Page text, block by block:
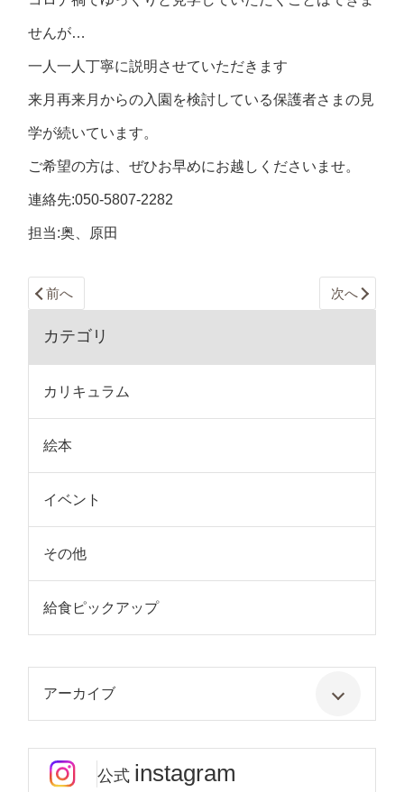
せんが…
一人一人丁寧に説明させていただきます
来月再来月からの入園を検討している保護者さまの見
学が続いています。
ご希望の方は、ぜひお早めにお越しくださいませ。
連絡先:050-5807-2282
担当:奥、原田
前へ 次へ
カテゴリ
カリキュラム
絵本
イベント
その他
給食ピックアップ
アーカイブ
公式 instagram